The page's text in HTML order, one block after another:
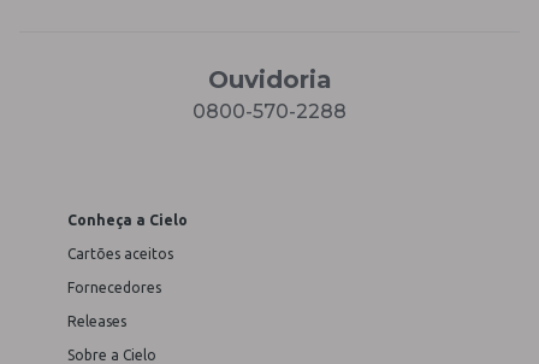
Ouvidoria
0800-570-2288
Conheça a Cielo
Cartões aceitos
Fornecedores
Releases
Sobre a Cielo